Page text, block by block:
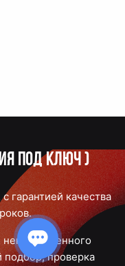
под ключ)
гарантией качества
проверка